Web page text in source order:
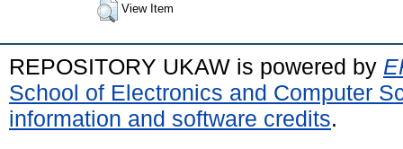
View Item
REPOSITORY UKAW is powered by
School of Electronics and Computer
information and software credits.